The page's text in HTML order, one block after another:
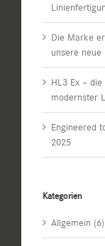
Die Marke
unsere
HL3 Ex –
modernster
Engineered
2025
Kategorien
Allgemein (6)